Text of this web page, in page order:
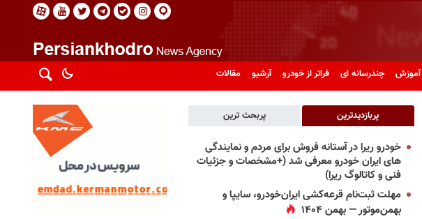
آموزش چندرسانه ای فراتر از خودرو آرشیو مقالات
پربازدیدترین پربحث ترین
خودرو ریرا در آستانه فروش برای مردم و نمایندگی
های ایران خودرو معرفی شد (+مشخصات و جزئیات
فنی و کاتالوگ ریرا)
مهلت ثبت‌نام قرعه‌کشی ایران‌خودرو، سایپا و
بهمن‌موتور — بهمن ۱۴۰۴